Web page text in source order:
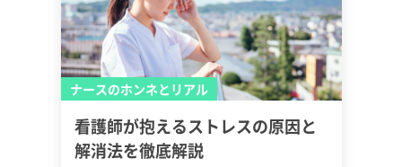
ナースのホンネとリアル
看護師が抱えるストレスの原因と
解消法を徹底解説